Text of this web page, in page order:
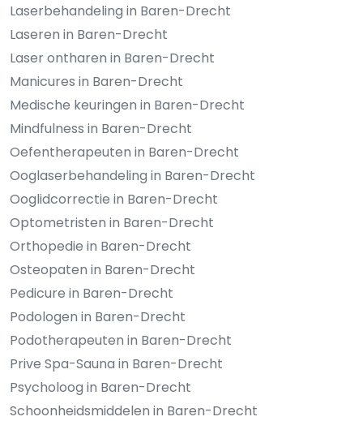
Laserbehandeling in Baren-Drecht
Laseren in Baren-Drecht
Laser ontharen in Baren-Drecht
Manicures in Baren-Drecht
Medische keuringen in Baren-Drecht
Mindfulness in Baren-Drecht
Oefentherapeuten in Baren-Drecht
Ooglaserbehandeling in Baren-Drecht
Ooglidcorrectie in Baren-Drecht
Optometristen in Baren-Drecht
Orthopedie in Baren-Drecht
Osteopaten in Baren-Drecht
Pedicure in Baren-Drecht
Podologen in Baren-Drecht
Podotherapeuten in Baren-Drecht
Prive Spa-Sauna in Baren-Drecht
Psycholoog in Baren-Drecht
Schoonheidsmiddelen in Baren-Drecht